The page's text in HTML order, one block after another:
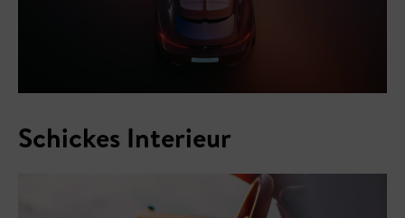
Schickes Interieur